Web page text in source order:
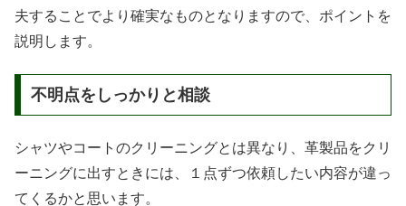
夫することでより確実なものとなりますので、ポイントを
説明します。
不明点をしっかりと相談
シャツやコートのクリーニングとは異なり、革製品をクリ
ーニングに出すときには、１点ずつ依頼したい内容が違っ
てくるかと思います。